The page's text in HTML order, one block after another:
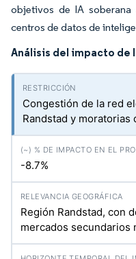
objetivos de IA
centros de datos de
Análisis del impacto de
Congestión de la red
Randstad y
-8.7%
Región Randstad, con
mercados secundarios